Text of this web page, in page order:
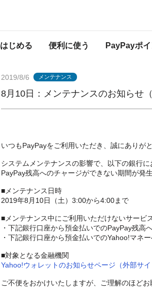
はじめる 便利に使う PayPayポイ
2019/8/6 メンテナンス
8月10日：メンテナンスのお知らせ
いつもPayPayをご利用いただき、誠にありが
システムメンテナンスの影響で、以下の銀行に
PayPay残高へのチャージができない期間が発
■メンテナンス日時
2019年8月10日（土）3:00から4:00まで
■メンテナンス中にご利用いただけないサービ
・下記銀行口座から預金払いでのPayPay残高
・下記銀行口座から預金払いでのYahoo!マネ
■対象となる金融機関
Yahoo!ウォレットのお知らせページ（外部サイ
ご不便をおかけいたしますが、ご理解のほどお